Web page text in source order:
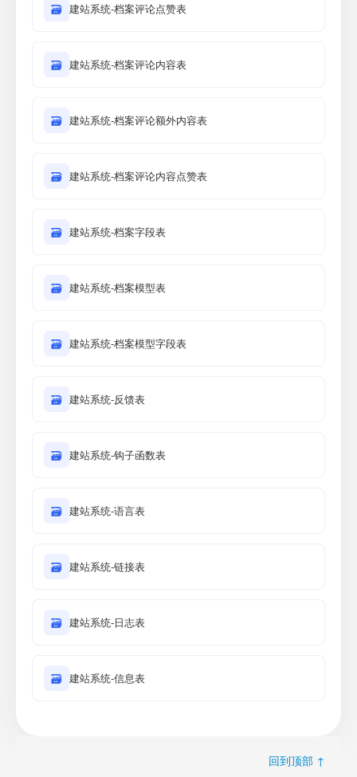
🗃 建站系统-档案评论点赞表
🗃 建站系统-档案评论内容表
🗃 建站系统-档案评论额外内容表
🗃 建站系统-档案评论内容点赞表
🗃 建站系统-档案字段表
🗃 建站系统-档案模型表
🗃 建站系统-档案模型字段表
🗃 建站系统-反馈表
🗃 建站系统-钩子函数表
🗃 建站系统-语言表
🗃 建站系统-链接表
🗃 建站系统-日志表
🗃 建站系统-信息表
回到顶部 ↑